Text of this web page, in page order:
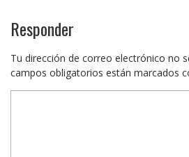
Responder
Tu dirección de correo electrónico no
campos obligatorios están marcados